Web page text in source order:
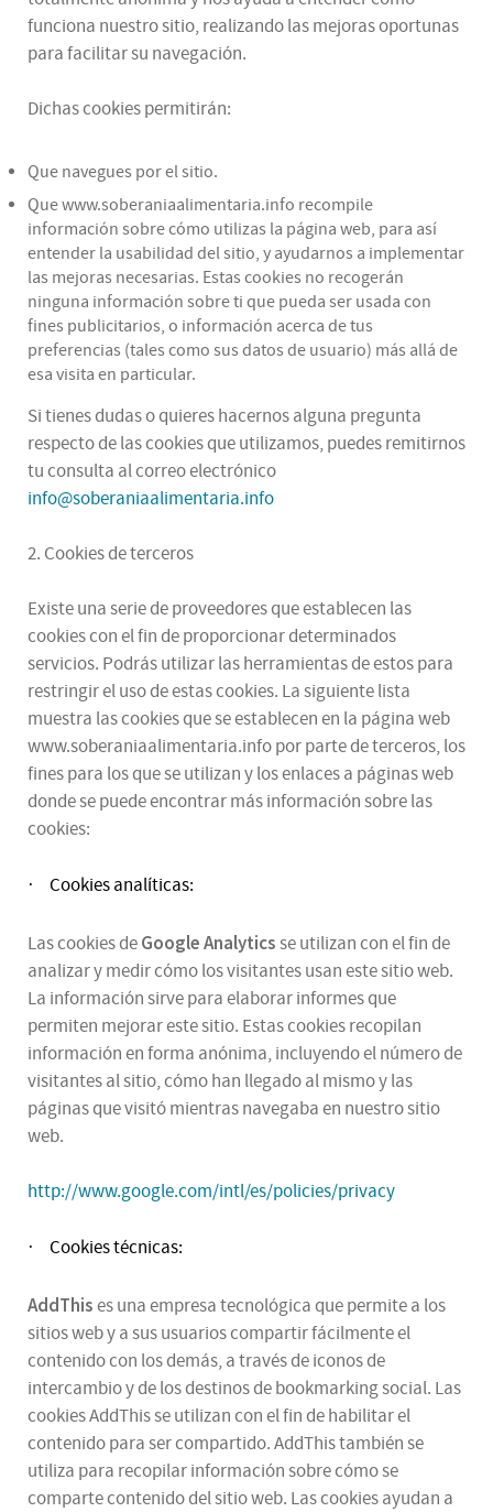
funciona nuestro sitio, realizando las mejoras oportunas
para facilitar su navegación.
Dichas cookies permitirán:
Que navegues por el sitio.
Que www.soberaniaalimentaria.info recompile
información sobre cómo utilizas la página web, para así
entender la usabilidad del sitio, y ayudarnos a implementar
las mejoras necesarias. Estas cookies no recogerán
ninguna información sobre ti que pueda ser usada con
fines publicitarios, o información acerca de tus
preferencias (tales como sus datos de usuario) más allá de
esa visita en particular.
Si tienes dudas o quieres hacernos alguna pregunta
respecto de las cookies que utilizamos, puedes remitirnos
tu consulta al correo electrónico
info@soberaniaalimentaria.info
2. Cookies de terceros
Existe una serie de proveedores que establecen las
cookies con el fin de proporcionar determinados
servicios. Podrás utilizar las herramientas de estos para
restringir el uso de estas cookies. La siguiente lista
muestra las cookies que se establecen en la página web
www.soberaniaalimentaria.info por parte de terceros, los
fines para los que se utilizan y los enlaces a páginas web
donde se puede encontrar más información sobre las
cookies:
· Cookies analíticas:
Las cookies deGoogle Analyticsse utilizan con el fin de
analizar y medir cómo los visitantes usan este sitio web.
La información sirve para elaborar informes que
permiten mejorar este sitio. Estas cookies recopilan
información en forma anónima, incluyendo el número de
visitantes al sitio, cómo han llegado al mismo y las
páginas que visitó mientras navegaba en nuestro sitio
web.
http://www.google.com/intl/es/policies/privacy
· Cookies técnicas:
AddThises una empresa tecnológica que permite a los
sitios web y a sus usuarios compartir fácilmente el
contenido con los demás, a través de iconos de
intercambio y de los destinos de bookmarking social. Las
cookies AddThis se utilizan con el fin de habilitar el
contenido para ser compartido. AddThis también se
utiliza para recopilar información sobre cómo se
comparte contenido del sitio web. Las cookies ayudan a